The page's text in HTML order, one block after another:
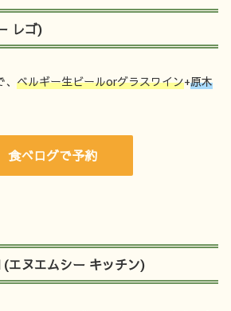
レゴ)
ベルギー生ビールorグラスワイン+原木
食べログで予約
エヌエムシー キッチン)